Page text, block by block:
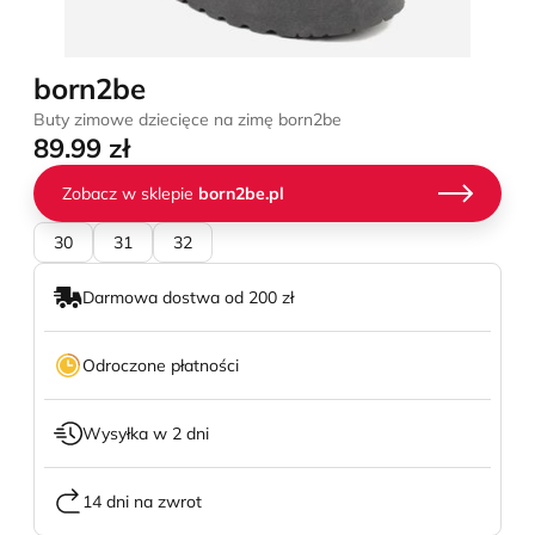
born2be
Buty zimowe dziecięce na zimę born2be
89.99 zł
Zobacz w sklepie born2be.pl
30 31 32
Darmowa dostwa od 200 zł
Odroczone płatności
Wysyłka w 2 dni
14 dni na zwrot